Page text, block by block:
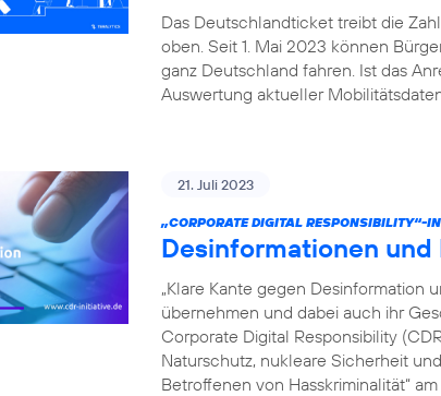
Das Deutschlandticket treibt die
oben. Seit 1. Mai 2023 können
ganz Deutschland fahren. Ist das
Auswertung aktueller
21. Juli 2023
„CORPORATE DIGITAL RESPONSIBILITY“-
Desinformationen
„Klare Kante gegen Desinformation
übernehmen und dabei auch ihr
Corporate Digital Responsibility
Naturschutz, nukleare Sicherheit
Betroffenen von Hasskriminalität“